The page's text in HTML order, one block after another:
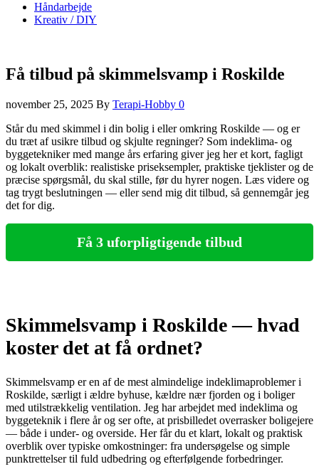
Håndarbejde
Kreativ / DIY
Få tilbud på skimmelsvamp i Roskilde
november 25, 2025 By Terapi-Hobby 0
Står du med skimmel i din bolig i eller omkring Roskilde — og er
du træt af usikre tilbud og skjulte regninger? Som indeklima- og
byggetekniker med mange års erfaring giver jeg her et kort, fagligt
og lokalt overblik: realistiske priseksempler, praktiske tjeklister og de
præcise spørgsmål, du skal stille, før du hyrer nogen. Læs videre og
tag trygt beslutningen — eller send mig dit tilbud, så gennemgår jeg
det for dig.
Få 3 uforpligtigende tilbud
Skimmelsvamp i Roskilde — hvad
koster det at få ordnet?
Skimmelsvamp er en af de mest almindelige indeklimaproblemer i
Roskilde, særligt i ældre byhuse, kældre nær fjorden og i boliger
med utilstrækkelig ventilation. Jeg har arbejdet med indeklima og
byggeteknik i flere år og ser ofte, at prisbilledet overrasker bolig­ejere
— både i under- og overside. Her får du et klart, lokalt og praktisk
overblik over typiske omkostninger: fra undersøgelse og simple
punktrettelser til fuld udbedring og efterfølgende forbedringer.